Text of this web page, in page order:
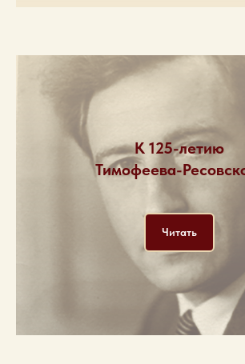
К 125-летию
Тимофеева-
Читать